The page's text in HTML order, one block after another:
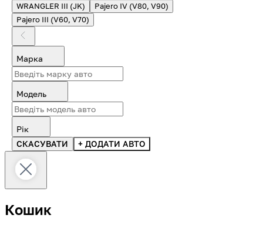
WRANGLER III (JK)
Pajero IV (V80, V90)
Pajero III (V60, V70)
Марка
Модель
Рік
СКАСУВАТИ
+ ДОДАТИ АВТО
Кошик